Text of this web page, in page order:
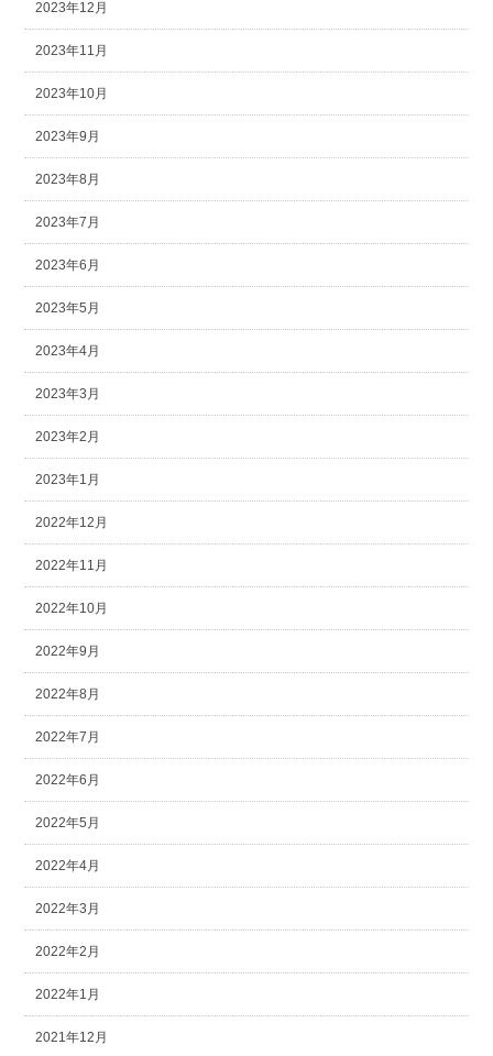
2023年12月
2023年11月
2023年10月
2023年9月
2023年8月
2023年7月
2023年6月
2023年5月
2023年4月
2023年3月
2023年2月
2023年1月
2022年12月
2022年11月
2022年10月
2022年9月
2022年8月
2022年7月
2022年6月
2022年5月
2022年4月
2022年3月
2022年2月
2022年1月
2021年12月